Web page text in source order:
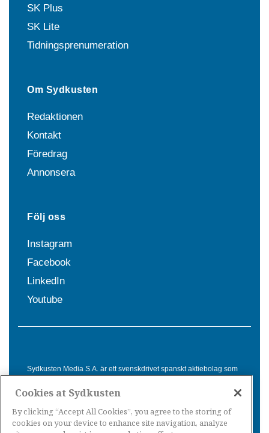
SK Plus
SK Lite
Tidningsprenumeration
Om Sydkusten
Redaktionen
Kontakt
Föredrag
Annonsera
Följ oss
Instagram
Facebook
LinkedIn
Youtube
Sydkusten Media S.A. är ett svenskdrivet spanskt aktiebolag som
Spanien. Genom nyhetsbevakning av hela Spanien, med bas på
informationsförmedling för svenskar i Spanien.
Cookies at Sydkusten
By clicking “Accept All Cookies”, you agree to the storing of
cookies on your device to enhance site navigation, analyze